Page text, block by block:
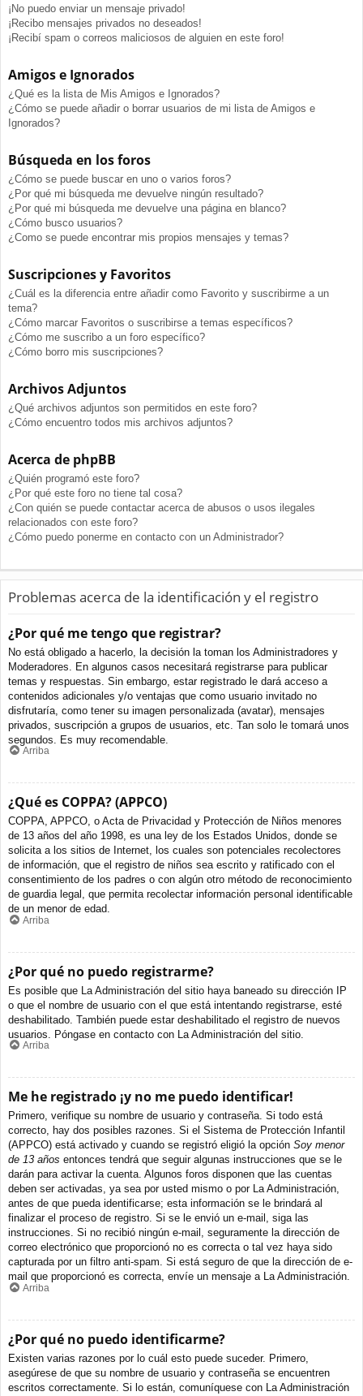
¡No puedo enviar un mensaje privado!
¡Recibo mensajes privados no deseados!
¡Recibí spam o correos maliciosos de alguien en este foro!
Amigos e Ignorados
¿Qué es la lista de Mis Amigos e Ignorados?
¿Cómo se puede añadir o borrar usuarios de mi lista de Amigos e
Ignorados?
Búsqueda en los foros
¿Cómo se puede buscar en uno o varios foros?
¿Por qué mi búsqueda me devuelve ningún resultado?
¿Por qué mi búsqueda me devuelve una página en blanco?
¿Cómo busco usuarios?
¿Como se puede encontrar mis propios mensajes y temas?
Suscripciones y Favoritos
¿Cuál es la diferencia entre añadir como Favorito y suscribirme a un
tema?
¿Cómo marcar Favoritos o suscribirse a temas específicos?
¿Cómo me suscribo a un foro específico?
¿Cómo borro mis suscripciones?
Archivos Adjuntos
¿Qué archivos adjuntos son permitidos en este foro?
¿Cómo encuentro todos mis archivos adjuntos?
Acerca de phpBB
¿Quién programó este foro?
¿Por qué este foro no tiene tal cosa?
¿Con quién se puede contactar acerca de abusos o usos ilegales
relacionados con este foro?
¿Cómo puedo ponerme en contacto con un Administrador?
Problemas acerca de la identificación y el registro
¿Por qué me tengo que registrar?
No está obligado a hacerlo, la decisión la toman los Administradores y
Moderadores. En algunos casos necesitará registrarse para publicar
temas y respuestas. Sin embargo, estar registrado le dará acceso a
contenidos adicionales y/o ventajas que como usuario invitado no
disfrutaría, como tener su imagen personalizada (avatar), mensajes
privados, suscripción a grupos de usuarios, etc. Tan solo le tomará unos
segundos. Es muy recomendable.
Arriba
¿Qué es COPPA? (APPCO)
COPPA, APPCO, o Acta de Privacidad y Protección de Niños menores
de 13 años del año 1998, es una ley de los Estados Unidos, donde se
solicita a los sitios de Internet, los cuales son potenciales recolectores
de información, que el registro de niños sea escrito y ratificado con el
consentimiento de los padres o con algún otro método de reconocimiento
de guardia legal, que permita recolectar información personal identificable
de un menor de edad.
Arriba
¿Por qué no puedo registrarme?
Es posible que La Administración del sitio haya baneado su dirección IP
o que el nombre de usuario con el que está intentando registrarse, esté
deshabilitado. También puede estar deshabilitado el registro de nuevos
usuarios. Póngase en contacto con La Administración del sitio.
Arriba
Me he registrado ¡y no me puedo identificar!
Primero, verifique su nombre de usuario y contraseña. Si todo está
correcto, hay dos posibles razones. Si el Sistema de Protección Infantil
(APPCO) está activado y cuando se registró eligió la opción Soy menor
de 13 años entonces tendrá que seguir algunas instrucciones que se le
darán para activar la cuenta. Algunos foros disponen que las cuentas
deben ser activadas, ya sea por usted mismo o por La Administración,
antes de que pueda identificarse; esta información se le brindará al
finalizar el proceso de registro. Si se le envió un e-mail, siga las
instrucciones. Si no recibió ningún e-mail, seguramente la dirección de
correo electrónico que proporcionó no es correcta o tal vez haya sido
capturada por un filtro anti-spam. Si está seguro de que la dirección de e-
mail que proporcionó es correcta, envíe un mensaje a La Administración.
Arriba
¿Por qué no puedo identificarme?
Existen varias razones por lo cuál esto puede suceder. Primero,
asegúrese de que su nombre de usuario y contraseña se encuentren
escritos correctamente. Si lo están, comuníquese con La Administración